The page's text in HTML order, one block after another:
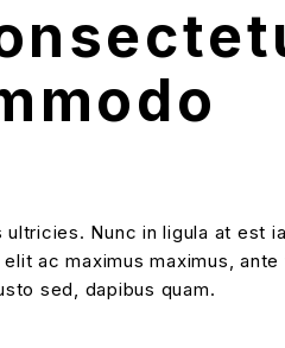
Nunc in ligula at est
ac maximus maximus,
sed, dapibus quam.